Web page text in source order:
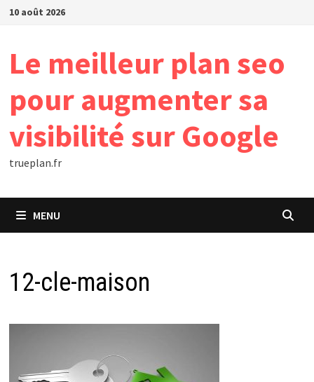
Passer
10 août 2026
Le meilleur plan seo
pour augmenter sa
visibilité sur Google
trueplan.fr
MENU
12-cle-maison